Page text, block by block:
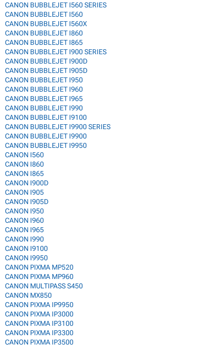
CANON BUBBLEJET I560 SERIES
CANON BUBBLEJET I560
CANON BUBBLEJET I560X
CANON BUBBLEJET I860
CANON BUBBLEJET I865
CANON BUBBLEJET I900 SERIES
CANON BUBBLEJET I900D
CANON BUBBLEJET I905D
CANON BUBBLEJET I950
CANON BUBBLEJET I960
CANON BUBBLEJET I965
CANON BUBBLEJET I990
CANON BUBBLEJET I9100
CANON BUBBLEJET I9900 SERIES
CANON BUBBLEJET I9900
CANON BUBBLEJET I9950
CANON I560
CANON I860
CANON I865
CANON I900D
CANON I905
CANON I905D
CANON I950
CANON I960
CANON I965
CANON I990
CANON I9100
CANON I9950
CANON PIXMA MP520
CANON PIXMA MP960
CANON MULTIPASS S450
CANON MX850
CANON PIXMA IP9950
CANON PIXMA IP3000
CANON PIXMA IP3100
CANON PIXMA IP3300
CANON PIXMA IP3500